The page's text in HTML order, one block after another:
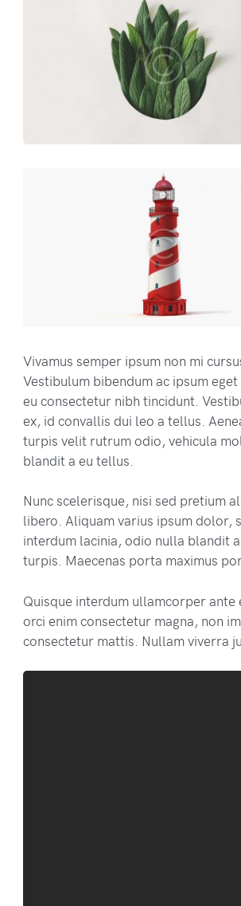
Vivamus semper ipsum non mi
Vestibulum bibendum ac ipsum
eu consectetur nibh tincidunt.
ex, id convallis dui leo a tellus.
turpis velit rutrum odio, vehicula
blandit a eu tellus.
Nunc scelerisque, nisi sed pretium
libero. Aliquam varius ipsum dolor,
interdum lacinia, odio nulla blandit
turpis. Maecenas porta maximus
Quisque interdum ullamcorper
orci enim consectetur magna, non
consectetur mattis. Nullam viverra